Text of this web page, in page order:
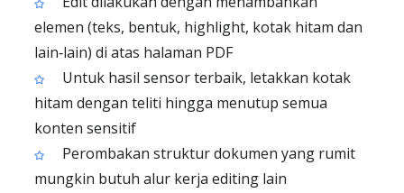
elemen (teks, bentuk, highlight, kotak hitam dan
lain‑lain) di atas halaman PDF
Untuk hasil sensor terbaik, letakkan kotak
hitam dengan teliti hingga menutup semua
konten sensitif
Perombakan struktur dokumen yang rumit
mungkin butuh alur kerja editing lain